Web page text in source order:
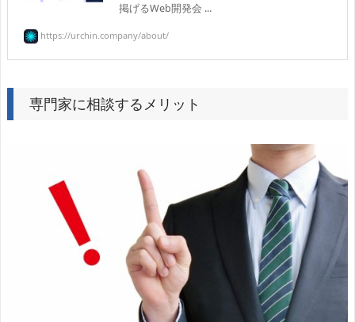
掲げるWeb開発会 ...
https://urchin.company/about/
専門家に相談するメリット